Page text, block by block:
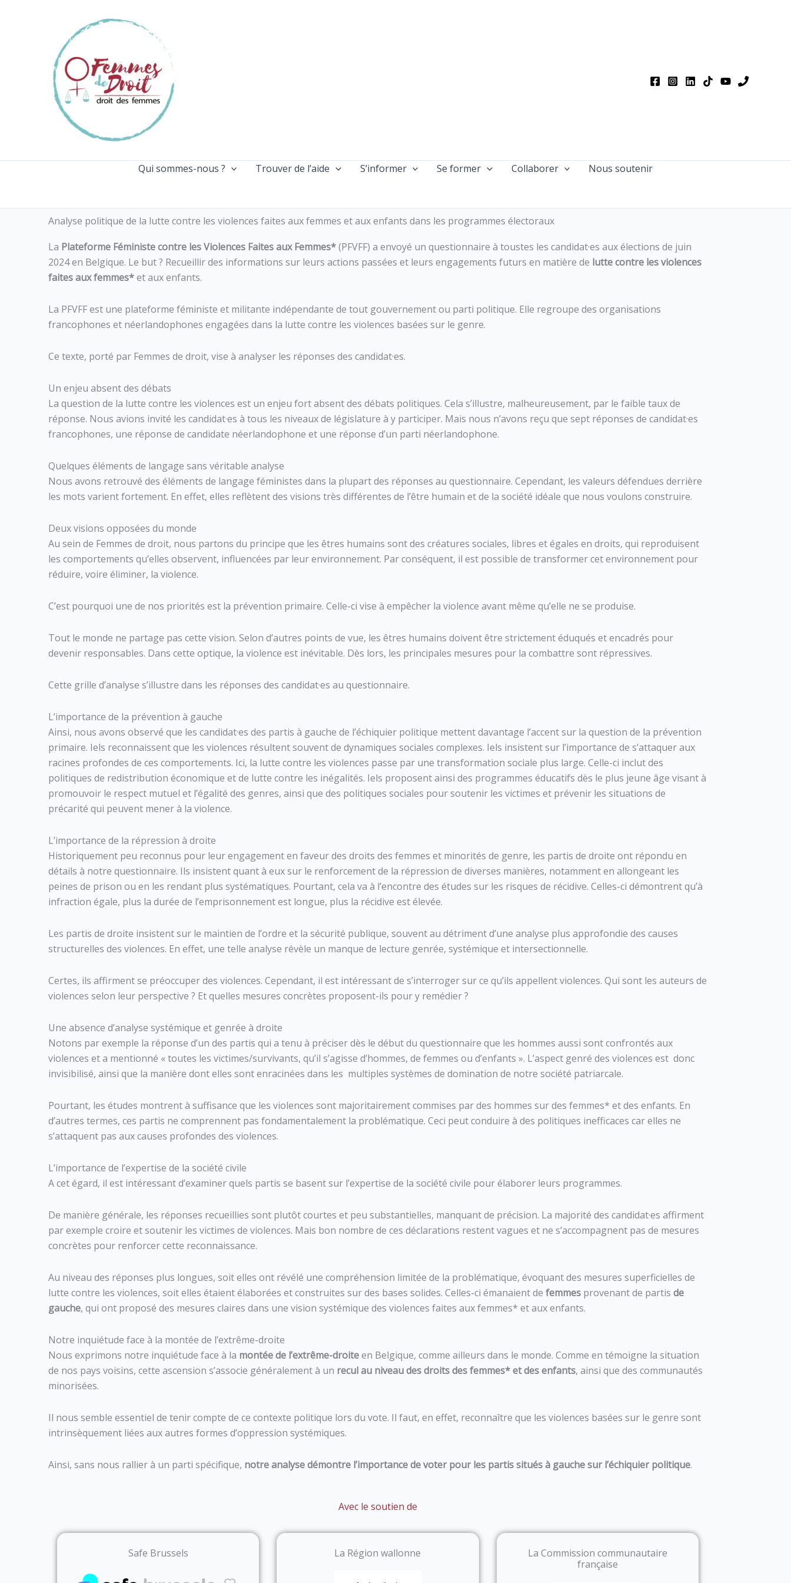
Qui sommes-nous ? Trouver de l’aide S’informer Se former Collaborer Nous soutenir
Analyse politique de la lutte contre les violences faites aux femmes et aux enfants dans les programmes électoraux
La Plateforme Féministe contre les Violences Faites aux Femmes*(PFVFF) a envoyé un questionnaire à toustes les candidat·es aux élections de juin
2024 en Belgique. Le but ? Recueillir des informations sur leurs actions passées et leurs engagements futurs en matière de lutte contre les violences
faites aux femmes*et aux enfants.
La PFVFF est une plateforme féministe et militante indépendante de tout gouvernement ou parti politique. Elle regroupe des organisations
francophones et néerlandophones engagées dans la lutte contre les violences basées sur le genre.
Ce texte, porté par Femmes de droit, vise à analyser les réponses des candidat·es.
Un enjeu absent des débats
La question de la lutte contre les violences est un enjeu fort absent des débats politiques. Cela s’illustre, malheureusement, par le faible taux de
réponse. Nous avions invité les candidat·es à tous les niveaux de législature à y participer. Mais nous n’avons reçu que sept réponses de candidat·es
francophones, une réponse de candidate néerlandophone et une réponse d’un parti néerlandophone.
Quelques éléments de langage sans véritable analyse
Nous avons retrouvé des éléments de langage féministes dans la plupart des réponses au questionnaire. Cependant, les valeurs défendues derrière
les mots varient fortement. En effet, elles reflètent des visions très différentes de l’être humain et de la société idéale que nous voulons construire.
Deux visions opposées du monde
Au sein de Femmes de droit, nous partons du principe que les êtres humains sont des créatures sociales, libres et égales en droits, qui reproduisent
les comportements qu’elles observent, influencées par leur environnement. Par conséquent, il est possible de transformer cet environnement pour
réduire, voire éliminer, la violence.
C’est pourquoi une de nos priorités est la prévention primaire. Celle-ci vise à empêcher la violence avant même qu’elle ne se produise.
Tout le monde ne partage pas cette vision. Selon d’autres points de vue, les êtres humains doivent être strictement éduqués et encadrés pour
devenir responsables. Dans cette optique, la violence est inévitable. Dès lors, les principales mesures pour la combattre sont répressives.
Cette grille d’analyse s’illustre dans les réponses des candidat·es au questionnaire.
L’importance de la prévention à gauche
Ainsi, nous avons observé que les candidat·es des partis à gauche de l’échiquier politique mettent davantage l’accent sur la question de la prévention
primaire. Iels reconnaissent que les violences résultent souvent de dynamiques sociales complexes. Iels insistent sur l’importance de s’attaquer aux
racines profondes de ces comportements. Ici, la lutte contre les violences passe par une transformation sociale plus large. Celle-ci inclut des
politiques de redistribution économique et de lutte contre les inégalités. Iels proposent ainsi des programmes éducatifs dès le plus jeune âge visant à
promouvoir le respect mutuel et l’égalité des genres, ainsi que des politiques sociales pour soutenir les victimes et prévenir les situations de
précarité qui peuvent mener à la violence.
L’importance de la répression à droite
Historiquement peu reconnus pour leur engagement en faveur des droits des femmes et minorités de genre, les partis de droite ont répondu en
détails à notre questionnaire. Ils insistent quant à eux sur le renforcement de la répression de diverses manières, notamment en allongeant les
peines de prison ou en les rendant plus systématiques. Pourtant, cela va à l’encontre des études sur les risques de récidive. Celles-ci démontrent qu’à
infraction égale, plus la durée de l’emprisonnement est longue, plus la récidive est élevée.
Les partis de droite insistent sur le maintien de l’ordre et la sécurité publique, souvent au détriment d’une analyse plus approfondie des causes
structurelles des violences. En effet, une telle analyse révèle un manque de lecture genrée, systémique et intersectionnelle.
Certes, ils affirment se préoccuper des violences. Cependant, il est intéressant de s’interroger sur ce qu’ils appellent violences. Qui sont les auteurs de
violences selon leur perspective ? Et quelles mesures concrètes proposent-ils pour y remédier ?
Une absence d’analyse systémique et genrée à droite
Notons par exemple la réponse d’un des partis qui a tenu à préciser dès le début du questionnaire que les hommes aussi sont confrontés aux
violences et a mentionné « toutes les victimes/survivants, qu’il s’agisse d’hommes, de femmes ou d’enfants ». L’aspect genré des violences est donc
invisibilisé, ainsi que la manière dont elles sont enracinées dans les multiples systèmes de domination de notre société patriarcale.
Pourtant, les études montrent à suffisance que les violences sont majoritairement commises par des hommes sur des femmes* et des enfants. En
d’autres termes, ces partis ne comprennent pas fondamentalement la problématique. Ceci peut conduire à des politiques inefficaces car elles ne
s’attaquent pas aux causes profondes des violences.
L’importance de l’expertise de la société civile
A cet égard, il est intéressant d’examiner quels partis se basent sur l’expertise de la société civile pour élaborer leurs programmes.
De manière générale, les réponses recueillies sont plutôt courtes et peu substantielles, manquant de précision. La majorité des candidat·es affirment
par exemple croire et soutenir les victimes de violences. Mais bon nombre de ces déclarations restent vagues et ne s’accompagnent pas de mesures
concrètes pour renforcer cette reconnaissance.
Au niveau des réponses plus longues, soit elles ont révélé une compréhension limitée de la problématique, évoquant des mesures superficielles de
lutte contre les violences, soit elles étaient élaborées et construites sur des bases solides. Celles-ci émanaient de femmes provenant de partis de
gauche, qui ont proposé des mesures claires dans une vision systémique des violences faites aux femmes* et aux enfants.
Notre inquiétude face à la montée de l’extrême-droite
Nous exprimons notre inquiétude face à la montée de l’extrême-droiteen Belgique, comme ailleurs dans le monde. Comme en témoigne la situation
de nos pays voisins, cette ascension s’associe généralement à un recul au niveau des droits des femmes* et des enfants, ainsi que des communautés
minorisées.
Il nous semble essentiel de tenir compte de ce contexte politique lors du vote. Il faut, en effet, reconnaître que les violences basées sur le genre sont
intrinsèquement liées aux autres formes d’oppression systémiques.
Ainsi, sans nous rallier à un parti spécifique, notre analyse démontre l’importance de voter pour les partis situés à gauche sur l’échiquier politique.
Avec le soutien de
Safe Brussels La Région wallonne
La Commission communautaire
française